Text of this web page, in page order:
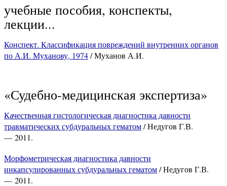
учебные пособия, конспекты,
лекции...
Конспект. Классификация повреждений внутренних органов
по А.И. Муханову, 1974/ Муханов А.И.
«Судебно-медицинская экспертиза»
Качественная гистологическая диагностика давности
травматических субдуральных гематом/ Недугов Г.В.
— 2011.
Морфометрическая диагностика давности
инкапсулированных субдуральных гематом/ Недугов Г.В.
— 2011.